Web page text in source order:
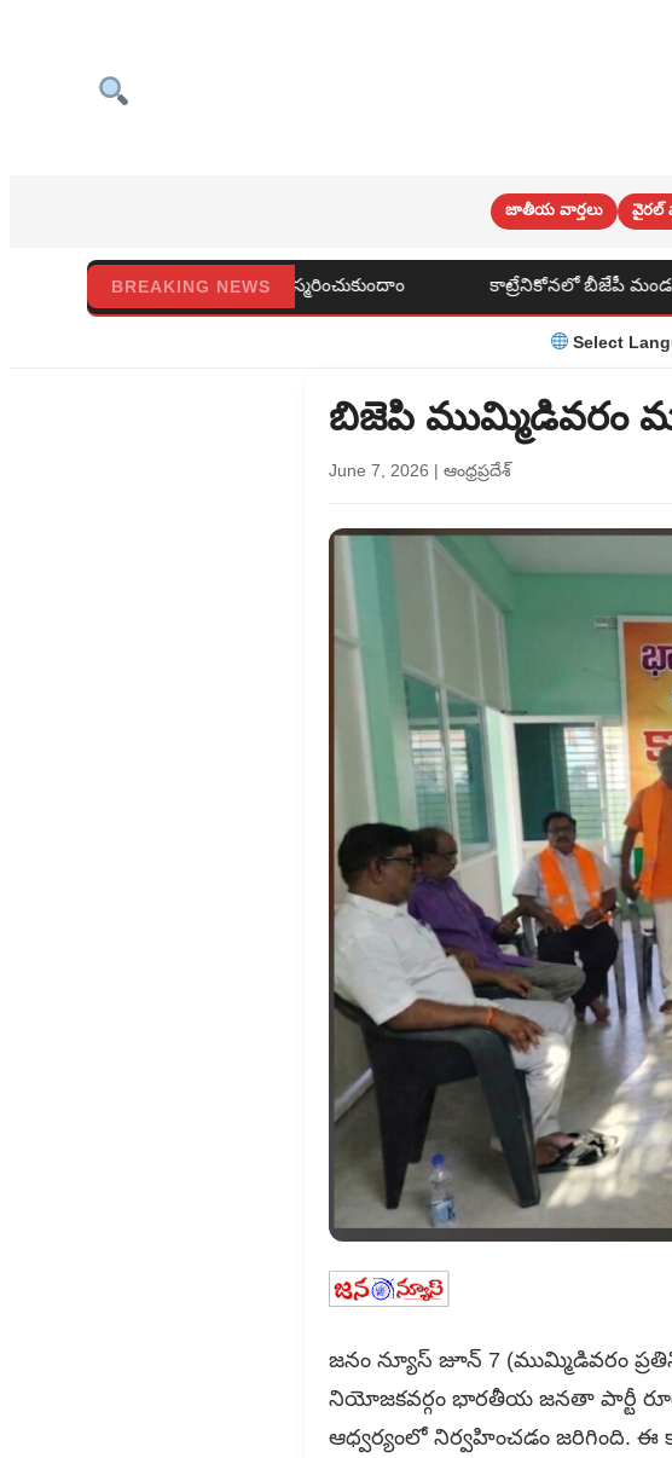
జాతీయ వార్తలు వైరల్
BREAKING NEWS
స్మరించుకుందాం కాట్రేనికోనలో బీజేపీ మండల సమావేశం పాఠశాలల్లో
Select
బిజెపి ముమ్మిడివరం
June 7, 2026 | ఆంధ్రప్రదేశ్
జనం న్యూస్ జూన్ 7 (ముమ్మిడివరం
నియోజకవర్గం భారతీయ జనతా పార్టీ
ఆధ్వర్యంలో నిర్వహించడం జరిగింది. ఈ